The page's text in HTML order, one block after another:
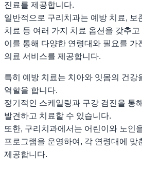
진료를 제공합니다.
일반적으로 구리치과는 예방 치료, 보
치료 등 여러 가지 치료 옵션을 갖추고
이를 통해 다양한 연령대와 필요를 가
의료 서비스를 제공합니다.
특히 예방 치료는 치아와 잇몸의 건강
역할을 합니다.
정기적인 스케일링과 구강 검진을 통
발견하고 치료할 수 있습니다.
또한, 구리치과에서는 어린이와 노인
프로그램을 운영하여, 각 연령대에 맞
제공합니다.